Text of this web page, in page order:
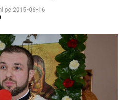
pe 2015-06-16